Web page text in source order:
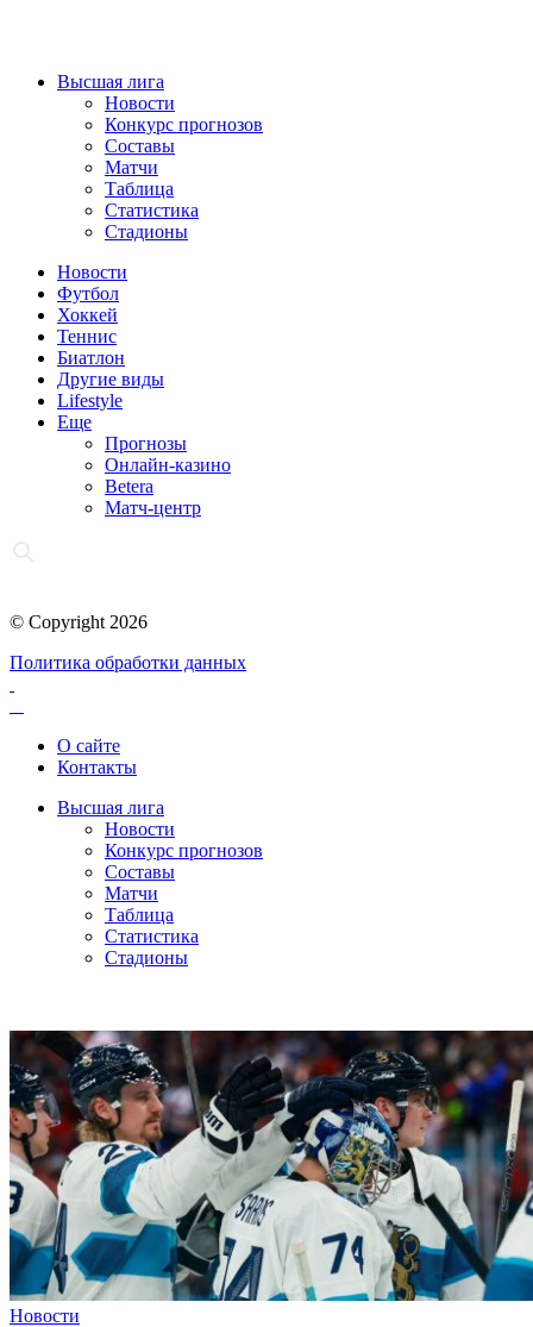
Высшая лига
Новости
Конкурс прогнозов
Составы
Матчи
Таблица
Статистика
Стадионы
Новости
Футбол
Хоккей
Теннис
Биатлон
Другие виды
Lifestyle
Еще
Прогнозы
Онлайн-казино
Betera
Матч-центр
© Copyright 2026
Политика обработки данных
О сайте
Контакты
Высшая лига
Новости
Конкурс прогнозов
Составы
Матчи
Таблица
Статистика
Стадионы
Новости